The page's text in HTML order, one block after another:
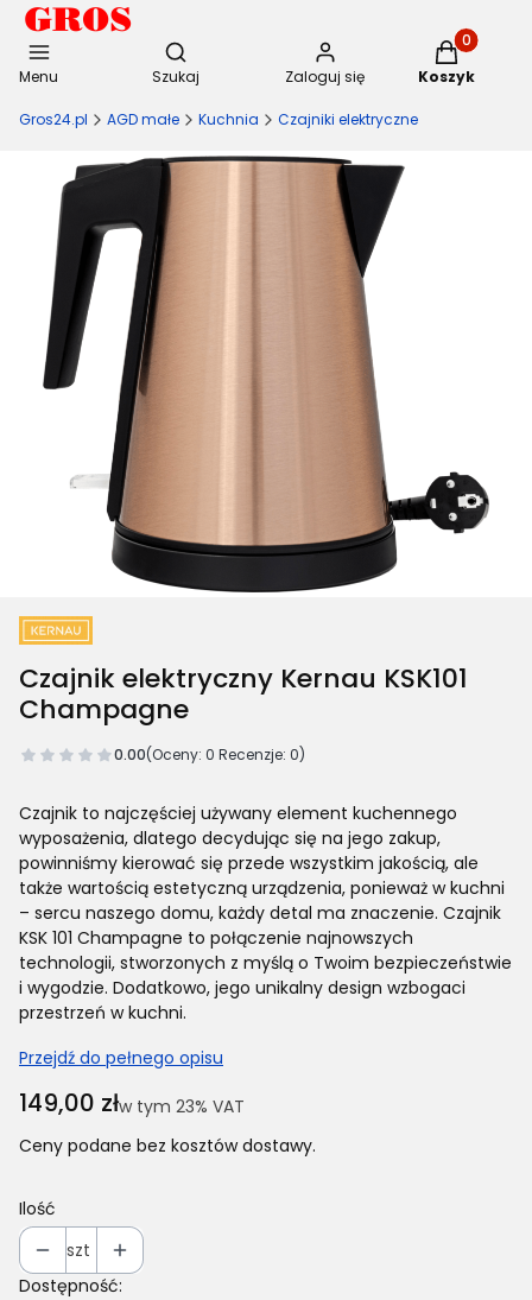
Menu
Otwórz wyszukiwarkę
Szukaj Zaloguj się
Produkty
Koszyk
Gros24.pl AGD małe Kuchnia Czajniki elektryczne
Czajnik elektryczny Kernau KSK101
Champagne
0.00(Oceny: 0 Recenzje: 0)
Czajnik to najczęściej używany element kuchennego
wyposażenia, dlatego decydując się na jego zakup,
powinniśmy kierować się przede wszystkim jakością, ale
także wartością estetyczną urządzenia, ponieważ w kuchni
– sercu naszego domu, każdy detal ma znaczenie. Czajnik
KSK 101 Champagne to połączenie najnowszych
technologii, stworzonych z myślą o Twoim bezpieczeństwie
i wygodzie. Dodatkowo, jego unikalny design wzbogaci
przestrzeń w kuchni.
Przejdź do pełnego opisu
Cena
149,00 złw tym 23% VAT
w tym 23% VAT
Ceny podane bez kosztów dostawy.
Ilość
szt
Dostępność: